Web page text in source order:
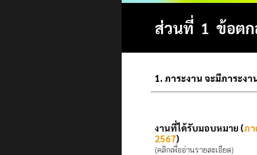
ส่วนที่ 1 ข้อตก
ภาระงาน จะมีภาระง
งานที่ได้รับมอบหมาย (ภ
2567)
(คลิกเพื่ออ่านรายละเอียด)